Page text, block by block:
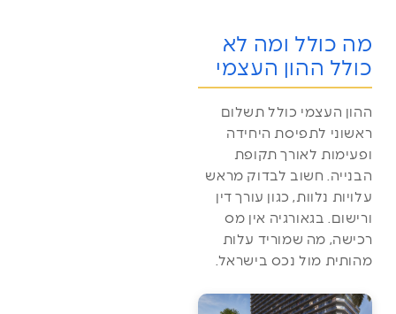
מה כולל ומה לא
כולל ההון העצמי
ההון העצמי כולל תשלום
ראשוני לתפיסת היחידה
ופעימות לאורך תקופת
הבנייה. חשוב לבדוק מראש
עלויות נלוות, כגון עורך דין
ורישום. בגאורגיה אין מס
רכישה, מה שמוריד עלות
מהותית מול נכס בישראל.